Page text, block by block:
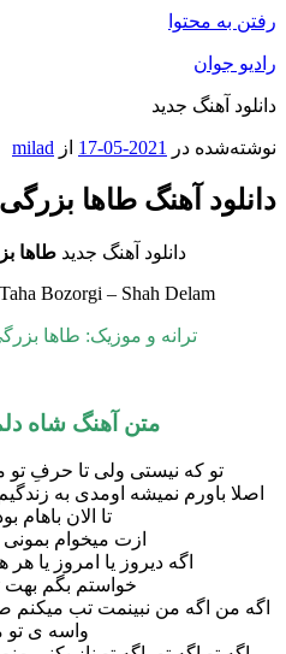
رفتن به محتوا
رادیو جوان
دانلود آهنگ جدید
نوشته‌شده در 2021-05-17 از milad
دانلود آهنگ طاها
دانلود آهنگ جدید طاها
Bozorgi – Shah Delam
ترانه و موزیک: طاها
متن آهنگ شاه
تو که نیستی ولی تا حرفِ تو
اصلا باورم نمیشه اومدی به
تا الان
ازت میخوام
اگه دیروز یا امروز یا
خواستم بگم بهت
اگه من اگه من نبینمت تب میکنم
واسه ی تو